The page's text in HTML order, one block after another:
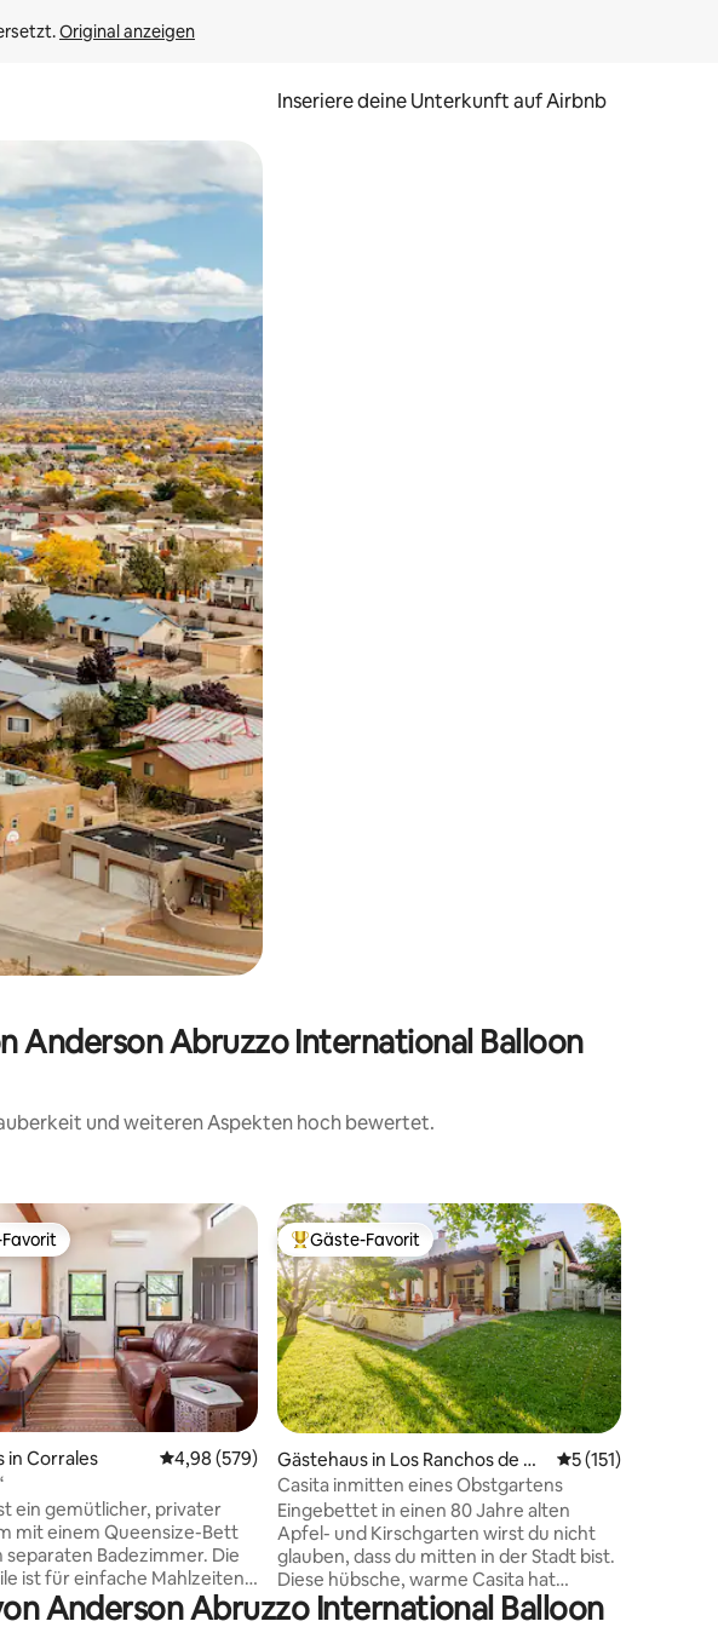
Original anzeigen
Inseriere deine Unterkunft auf Airbnb
Ergebnisse durch Berühren oder Wischgesten.
Anderson Abruzzo International Balloon
und weiteren Aspekten hoch bewertet.
4,99 von 5, 308 Bewertungen
Favorit.
in Corrales Durchschnittliche Bewertung: 4,98 von 5, 579 Bewertungen
4,98 (579)
ein gemütlicher, privater
mit einem Queensize-Bett
separaten Badezimmer. Die
ist für einfache Mahlzeiten
Es gibt ein Zweiersofa,
Beliebter Gäste-Favorit.
Gäste-Favorit
Gästehaus in Los Ranchos de Al
buquerque
Durchschnittliche
5 (151)
Casita inmitten eines Obstgartens
Eingebettet in einen 80 Jahre alten
Apfel- und Kirschgarten wirst du nicht
glauben, dass du mitten in der Stadt bist.
Diese hübsche, warme Casita hat
Charakter und ist gut ausgestattet (hat
Anderson Abruzzo International Balloon